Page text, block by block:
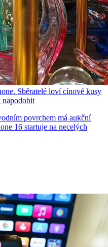
Sběratelé loví cínové kusy
napodobit
povrchem má aukční
16 startuje na necelých